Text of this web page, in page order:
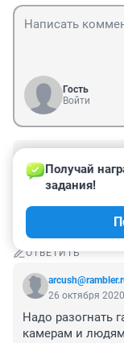
Гость
Войти
27 октября
Молодцы!
👍👍
Помогают мне
ОТВЕТИТЬ
Получай
задания!
26 октября
Надо разогнать
камерам и